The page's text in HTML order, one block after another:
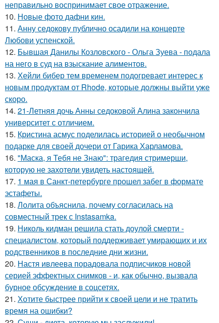
неправильно воспринимает свое отражение.
10. Новые фото дафни кин.
11. Анну седокову публично осадили на концерте
Любови успенской.
12. Бывшая Данилы Козловского - Ольга Зуева - подала
на него в суд на взыскание алиментов.
13. Хейли бибер тем временем подогревает интерес к
новым продуктам от Rhode, которые должны выйти уже
скоро.
14. 21-Летняя дочь Анны седоковой Алина закончила
университет с отличием.
15. Кристина асмус поделилась историей о необычном
подарке для своей дочери от Гарика Харламова.
16. "Маска, я Тебя не Знаю": трагедия стримерши,
которую не захотели увидеть настоящей.
17. 1 мая в Санкт-петербурге прошел забег в формате
эстафеты.
18. Лолита объяснила, почему согласилась на
совместный трек с Instasamka.
19. Николь кидман решила стать доулой смерти -
специалистом, который поддерживает умирающих и их
родственников в последние дни жизни.
20. Настя ивлеева порадовала подписчиков новой
серией эффектных снимков - и, как обычно, вызвала
бурное обсуждение в соцсетях.
21. Хотите быстрее прийти к своей цели и не тратить
время на ошибки?